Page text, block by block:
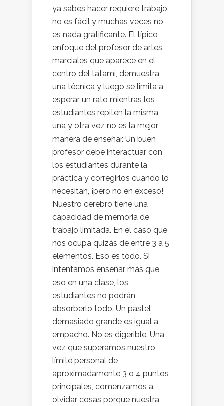
ya sabes hacer requiere trabajo,
no es fácil y muchas veces no
es nada gratificante. El típico
enfoque del profesor de artes
marciales que aparece en el
centro del tatami, demuestra
una técnica y luego se limita a
esperar un rato mientras los
estudiantes repiten la misma
una y otra vez no es la mejor
manera de enseñar. Un buen
profesor debe interactuar con
los estudiantes durante la
práctica y corregirlos cuando lo
necesitan, ¡pero no en exceso!
Nuestro cerebro tiene una
capacidad de memoria de
trabajo limitada. En el caso que
nos ocupa quizás de entre 3 a 5
elementos. Eso es todo. Si
intentamos enseñar más que
eso en una clase, los
estudiantes no podrán
absorberlo todo. Un pastel
demasiado grande es igual a
empacho. No es digerible. Una
vez que superamos nuestro
límite personal de
aproximadamente 3 o 4 puntos
principales, comenzamos a
olvidar cosas porque nuestra